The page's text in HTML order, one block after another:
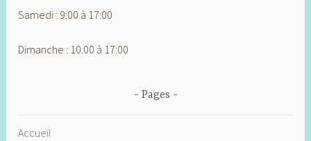
Samedi : 9:00 à 17:00
Dimanche : 10:00 à 17:00
Pages
Accueil